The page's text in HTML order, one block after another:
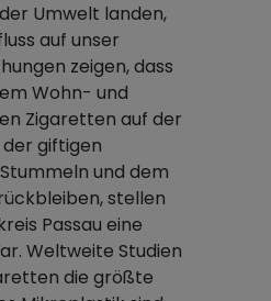
Umwelt landen,
auf unser
zeigen, dass
Wohn- und
Zigaretten auf der
giftigen
und dem
stellen
Passau eine
Weltweite Studien
die größte